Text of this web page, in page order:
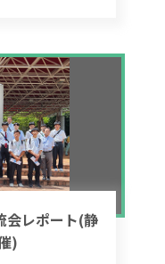
会レポート(静
)